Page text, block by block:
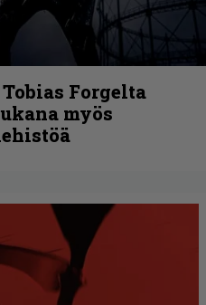
Forgelta
myös